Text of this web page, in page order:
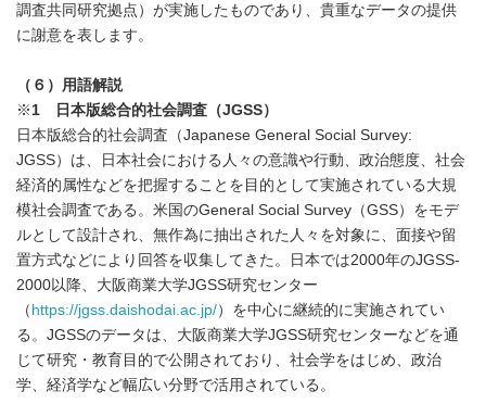
調査共同研究拠点）が実施したものであり、貴重なデータの提供
に謝意を表します。
（ ６ ）用語解説
※1 日本版総合的社会調査（JGSS）
日本版総合的社会調査（Japanese General Social Survey:
JGSS）は、日本社会における人々の意識や行動、政治態度、社会
経済的属性などを把握することを目的として実施されている大規
模社会調査である。米国のGeneral Social Survey（GSS）をモデ
ルとして設計され、無作為に抽出された人々を対象に、面接や留
置方式などにより回答を収集してきた。日本では2000年のJGSS-
2000以降、大阪商業大学JGSS研究センター
（ https://jgss.daishodai.ac.jp/）を中心に継続的に実施されてい
る。JGSSのデータは、大阪商業大学JGSS研究センターなどを通
じて研究・教育目的で公開されており、社会学をはじめ、政治
学、経済学など幅広い分野で活用されている。